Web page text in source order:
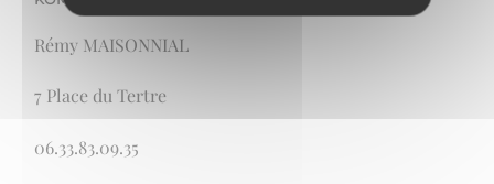
Rémy MAISONNIAL
7 Place du Tertre
06.33.83.09.35